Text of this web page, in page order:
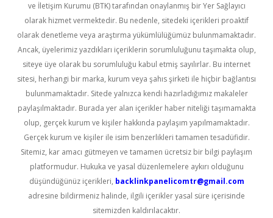
ve İletişim Kurumu (BTK) tarafından onaylanmış bir Yer Sağlayıcı
olarak hizmet vermektedir. Bu nedenle, sitedeki içerikleri proaktif
olarak denetleme veya araştırma yükümlülüğümüz bulunmamaktadır.
Ancak, üyelerimiz yazdıkları içeriklerin sorumluluğunu taşımakta olup,
siteye üye olarak bu sorumluluğu kabul etmiş sayılırlar. Bu internet
sitesi, herhangi bir marka, kurum veya şahıs şirketi ile hiçbir bağlantısı
bulunmamaktadır. Sitede yalnızca kendi hazırladığımız makaleler
paylaşılmaktadır. Burada yer alan içerikler haber niteliği taşımamakta
olup, gerçek kurum ve kişiler hakkında paylaşım yapılmamaktadır.
Gerçek kurum ve kişiler ile isim benzerlikleri tamamen tesadüfidir.
Sitemiz, kar amacı gütmeyen ve tamamen ücretsiz bir bilgi paylaşım
platformudur. Hukuka ve yasal düzenlemelere aykırı olduğunu
düşündüğünüz içerikleri, backlinkpanelicomtr@gmail.com
adresine bildirmeniz halinde, ilgili içerikler yasal süre içerisinde
sitemizden kaldırılacaktır.